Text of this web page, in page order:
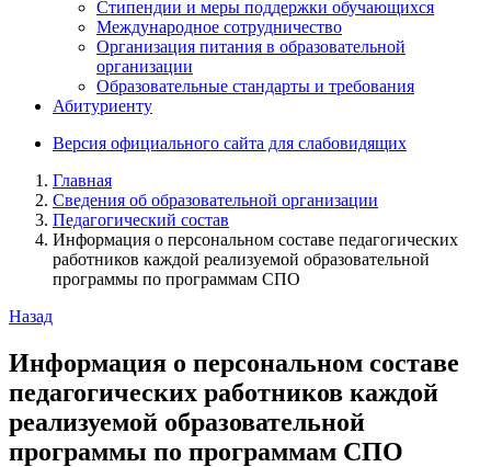
Стипендии и меры поддержки обучающихся
Международное сотрудничество
Организация питания в образовательной
организации
Образовательные стандарты и требования
Абитуриенту
Версия официального сайта для слабовидящих
Главная
Сведения об образовательной организации
Педагогический состав
Информация о персональном составе педагогических
работников каждой реализуемой образовательной
программы по программам СПО
Назад
Информация о персональном составе
педагогических работников каждой
реализуемой образовательной
программы по программам СПО